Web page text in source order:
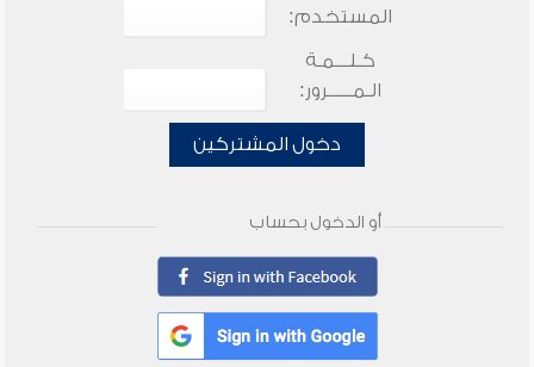
المستخدم:
كـلـــمـة
الـمـــــرور:
دخول المشتركين
أو الدخول بحساب